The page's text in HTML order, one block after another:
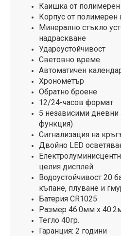
Каишка от полимерен
Корпус от полимерен
Минерално стъкло
надраскване
Удароустойчивост
Световно време
Автоматичен
Хронометър
Обратно броене
12/24-часов формат
5 независими дневни
функция)
Сигнализация на
Двойно LED
целия дисплей
Водоустойчивост 20
къпане, плуване и
Батерия CR1025
Размер 46.0мм x
Тегло 40гр.
Гаранция: 2 години